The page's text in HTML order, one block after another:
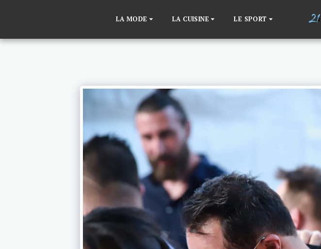
LA MODE LA CUISINE LE SPORT